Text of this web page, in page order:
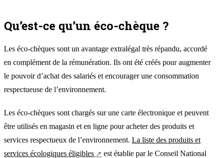
Qu’est-ce qu’un éco-chèque ?
Les éco-chèques sont un avantage extralégal très répandu, accordé
en complément de la rémunération. Ils ont été créés pour augmenter
le pouvoir d’achat des salariés et encourager une consommation
respectueuse de l’environnement.
Les éco-chèques sont chargés sur une carte électronique et peuvent
être utilisés en magasin et en ligne pour acheter des produits et
services respectueux de l’environnement. La liste des produits et
services écologiques éligibles
est établie par le Conseil National